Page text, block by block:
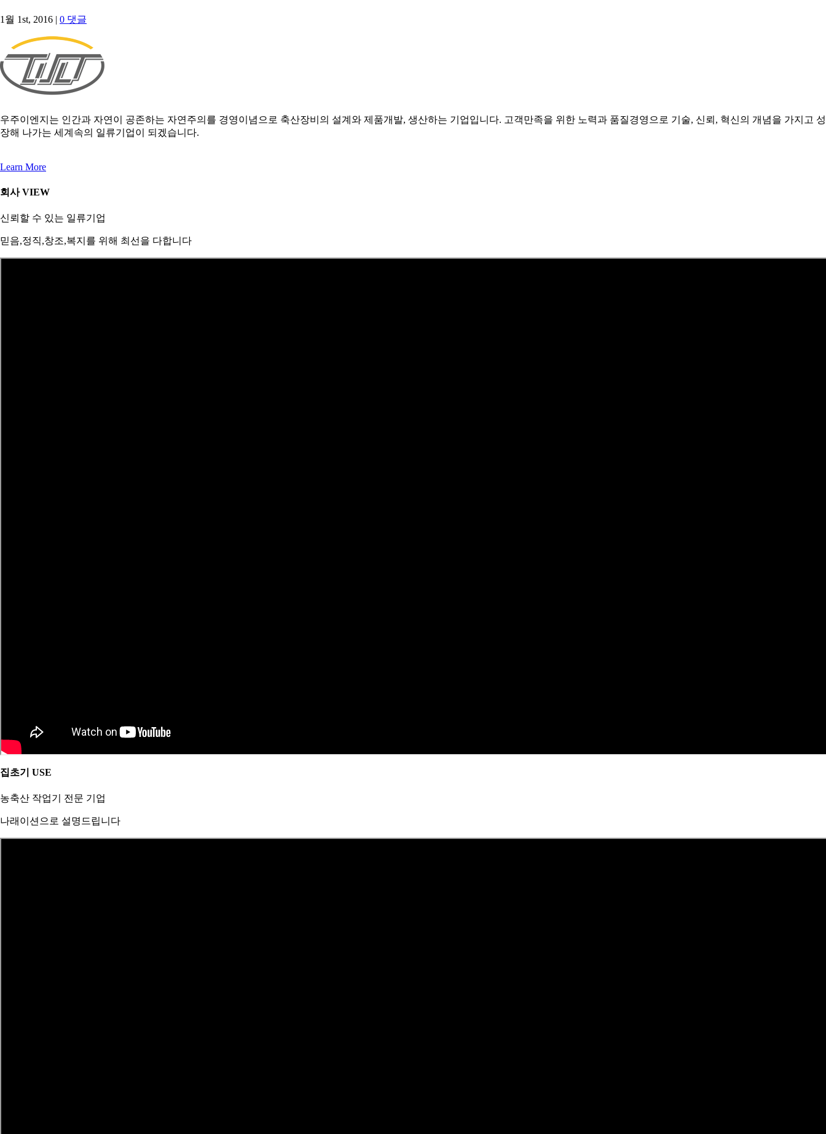
1월 1st, 2016 0 댓글
우주이엔지는 인간과 자연이 공존하는 자연주의를 경영이념으로 축산장비의 설계와 제품개발, 생산하는 기업입니다. 고객만족을 위한 노력과 품질경영으로 기술, 신뢰, 혁신의 개념을 가지고 성
장해 나가는 세계속의 일류기업이 되겠습니다.
Learn More
회사 VIEW
신뢰할 수 있는 일류기업
믿음,정직,창조,복지를 위해 최선을 다합니다
집초기 USE
농축산 작업기 전문 기업
나래이션으로 설명드립니다